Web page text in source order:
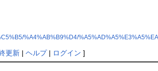
%A4%AB%B9%D4/
更新| ヘルプ| ログイン ]